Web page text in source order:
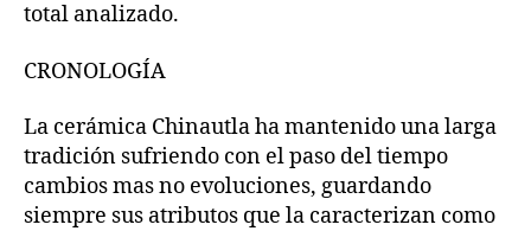
total analizado.
CRONOLOGÍA
La cerámica Chinautla ha mantenido una larga
tradición sufriendo con el paso del tiempo
cambios mas no evoluciones, guardando
siempre sus atributos que la caracterizan como